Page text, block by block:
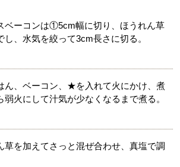
ベーコンは①5cm幅に切り、ほうれん草
し、水気を絞って3cm長さに切る。
ん、ベーコン、★を入れて火にかけ、煮
弱火にして汁気が少なくなるまで煮る。
草を加えてさっと混ぜ合わせ、真塩で調